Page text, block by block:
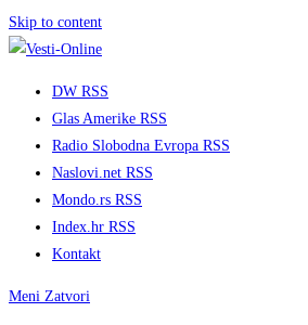
Skip to content
DW RSS
Glas Amerike RSS
Radio Slobodna Evropa RSS
Naslovi.net RSS
Mondo.rs RSS
Index.hr RSS
Kontakt
Meni Zatvori